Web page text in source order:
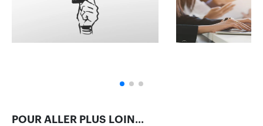
POUR ALLER PLUS LOIN...